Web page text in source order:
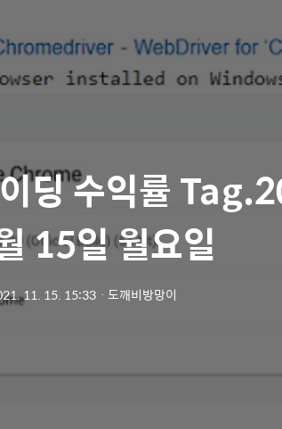
딩 수익률
15일 월요일
11. 15. 15:33 ㆍ 도깨비방망이